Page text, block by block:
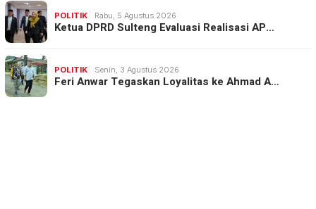
POLITIK Rabu, 5 Agustus 2026
Ketua DPRD Sulteng Evaluasi Realisasi AP…
POLITIK Senin, 3 Agustus 2026
Feri Anwar Tegaskan Loyalitas ke Ahmad A…